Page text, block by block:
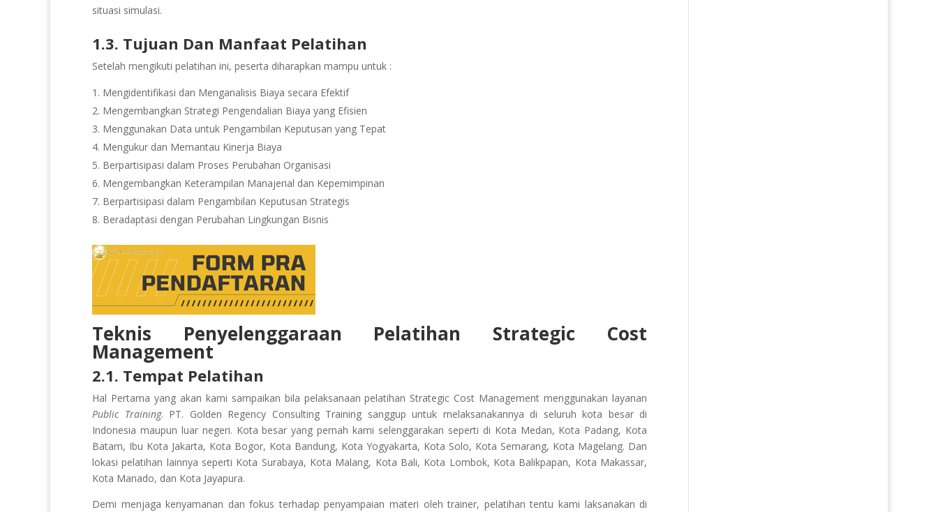
situasi simulasi.
1.3. Tujuan Dan Manfaat Pelatihan
Setelah mengikuti pelatihan ini, peserta diharapkan mampu untuk :
Mengidentifikasi dan Menganalisis Biaya secara Efektif
2. Mengembangkan Strategi Pengendalian Biaya yang Efisien
3. Menggunakan Data untuk Pengambilan Keputusan yang Tepat
4. Mengukur dan Memantau Kinerja Biaya
5. Berpartisipasi dalam Proses Perubahan Organisasi
6. Mengembangkan Keterampilan Manajerial dan Kepemimpinan
7. Berpartisipasi dalam Pengambilan Keputusan Strategis
8. Beradaptasi dengan Perubahan Lingkungan Bisnis
Teknis Penyelenggaraan Pelatihan Strategic Cost
Management
2.1. Tempat Pelatihan
Hal Pertama yang akan kami sampaikan bila pelaksanaan pelatihan Strategic Cost Managementmenggunakan layanan
Public Training. PT. Golden Regency Consulting Training sanggup untuk melaksanakannya di seluruh kota besar di
Indonesia maupun luar negeri. Kota besar yang pernah kami selenggarakan seperti di Kota Medan, Kota Padang, Kota
Batam, Ibu Kota Jakarta, Kota Bogor, Kota Bandung, Kota Yogyakarta, Kota Solo, Kota Semarang, Kota Magelang. Dan
lokasi pelatihan lainnya seperti Kota Surabaya, Kota Malang, Kota Bali, Kota Lombok, Kota Balikpapan, Kota Makassar,
Kota Manado, dan Kota Jayapura.
Demi menjaga kenyamanan dan fokus terhadap penyampaian materi oleh trainer, pelatihan tentu kami laksanakan di